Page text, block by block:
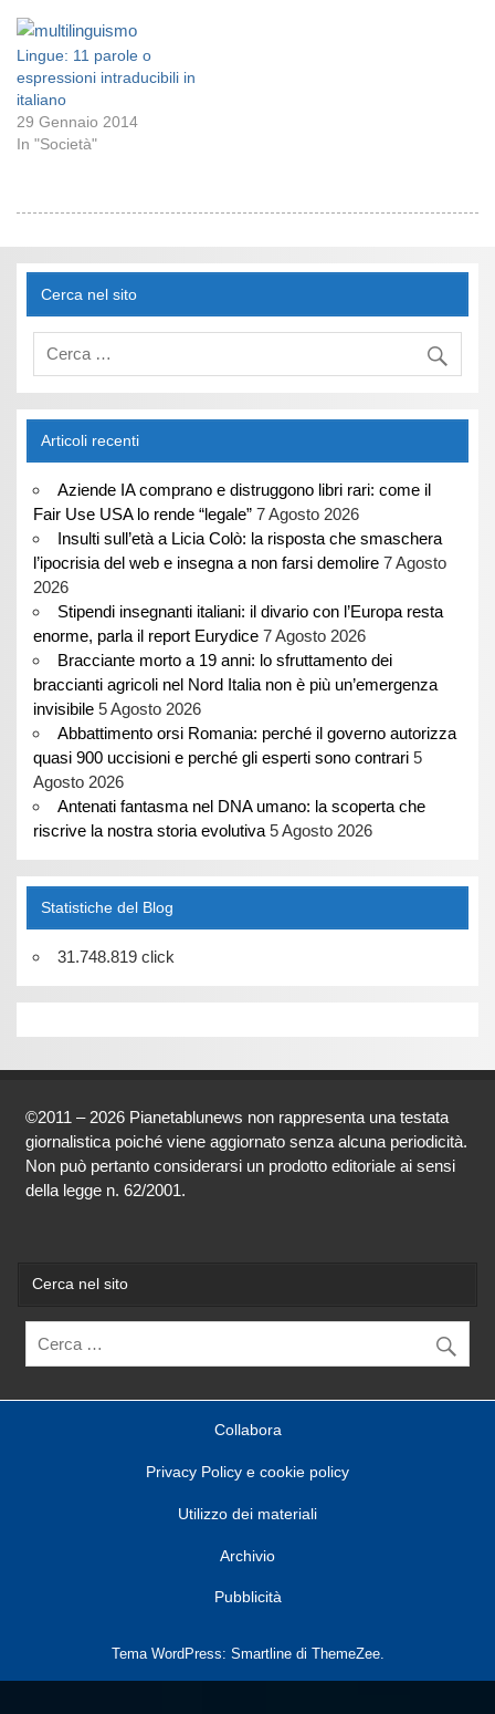
Lingue: 11 parole o
espressioni intraducibili in
italiano
29 Gennaio 2014
In "Società"
Cerca nel sito
Articoli recenti
Aziende IA comprano e distruggono libri rari: come il
Fair Use USA lo rende “legale” 7 Agosto 2026
Insulti sull’età a Licia Colò: la risposta che smaschera
l’ipocrisia del web e insegna a non farsi demolire 7 Agosto
2026
Stipendi insegnanti italiani: il divario con l’Europa resta
enorme, parla il report Eurydice 7 Agosto 2026
Bracciante morto a 19 anni: lo sfruttamento dei
braccianti agricoli nel Nord Italia non è più un’emergenza
invisibile 5 Agosto 2026
Abbattimento orsi Romania: perché il governo autorizza
quasi 900 uccisioni e perché gli esperti sono contrari 5
Agosto 2026
Antenati fantasma nel DNA umano: la scoperta che
riscrive la nostra storia evolutiva 5 Agosto 2026
Statistiche del Blog
31.748.819 click
©2011 – 2026 Pianetablunews non rappresenta una testata
giornalistica poiché viene aggiornato senza alcuna periodicità.
Non può pertanto considerarsi un prodotto editoriale ai sensi
della legge n. 62/2001.
Cerca nel sito
Collabora
Privacy Policy e cookie policy
Utilizzo dei materiali
Archivio
Pubblicità
Tema WordPress: Smartline di ThemeZee.